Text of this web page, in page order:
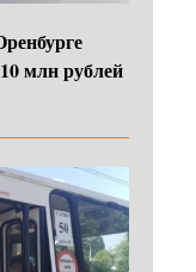
млн рублей